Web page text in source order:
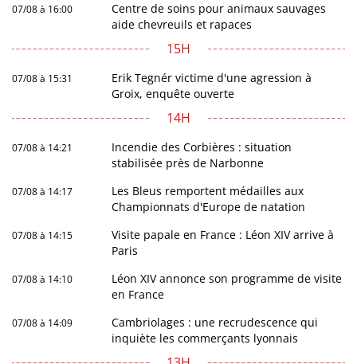
07/08 à 16:00
Centre de soins pour animaux sauvages
aide chevreuils et rapaces
15H
07/08 à 15:31
Erik Tegnér victime d'une agression à
Groix, enquête ouverte
14H
07/08 à 14:21
Incendie des Corbières : situation
stabilisée près de Narbonne
07/08 à 14:17
Les Bleus remportent médailles aux
Championnats d'Europe de natation
07/08 à 14:15
Visite papale en France : Léon XIV arrive à
Paris
07/08 à 14:10
Léon XIV annonce son programme de visite
en France
07/08 à 14:09
Cambriolages : une recrudescence qui
inquiète les commerçants lyonnais